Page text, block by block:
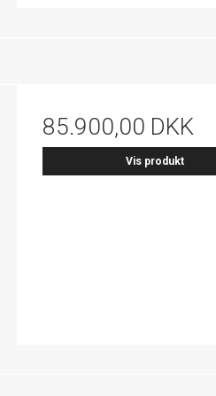
85.900,00 DKK
Vis produkt